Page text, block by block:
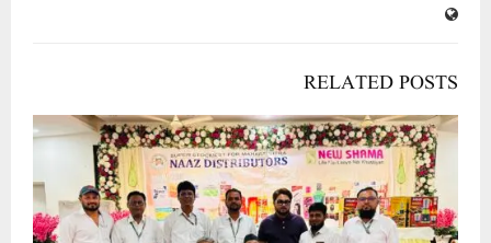
RELATED POSTS